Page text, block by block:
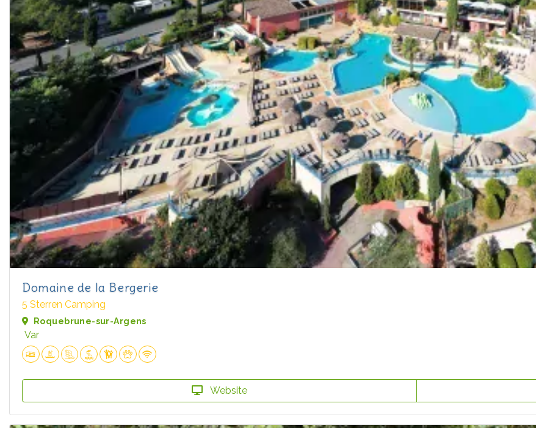
Domaine de la Bergerie
5 Sterren Camping
Roquebrune-sur-Argens
Var
Website